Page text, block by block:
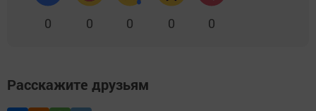
0 0 0 0 0
Расскажите друзьям